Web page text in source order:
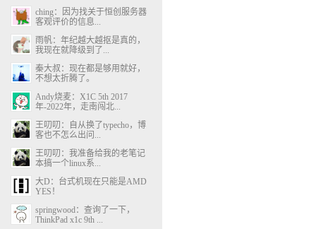
ching：因为找关于恒创服务器
客观评价的信息...
雨帆：年纪越大越抠是真的，
我现在就降级到了...
秦大叔：现在都是够用就好，
不想太折腾了。
Andy烧麦：X1C 5th 2017
年-2022年，走南闯北...
王叨叨：自从换了typecho，博
客也不怎么出问...
王叨叨：我准备给我的老笔记
本搞一个linux系...
大D：台式机现在只能是AMD
YES！
springwood：查询了一下，
ThinkPad x1c 9th ...